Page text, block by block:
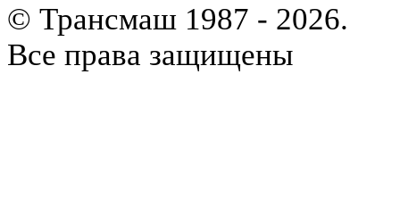
© Трансмаш 1987 - 2026.
Все права защищены